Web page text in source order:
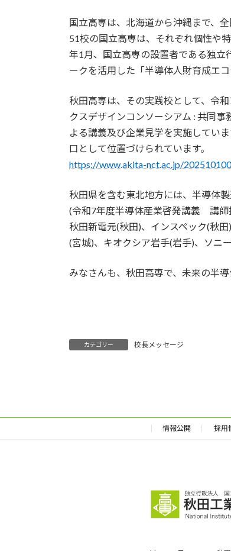
国立高専は、北海道から沖縄まで、全
51校の国立高専は、それぞれ個性や
年1月、国立高専の設置者である独立
ークを活用した「半導体人財育成エ
秋田高専は、その実践校として、令
クスデザインコンソーシアム : 共同
よる講義及び企業見学を実施してい
口として位置づけられています。
https://www.akita-nct.ac.jp/
秋田県を含む東北地方には、半導体
(令和7年度半導体産業啓発講義 講師
秋田新電元(秋田)、インスペック(秋
(宮城)、キオクシア岩手(岩手)、ソニ
みなさんも、秋田高専で、未来の半
カテゴリー 校長メッセージ
情報公開 採用